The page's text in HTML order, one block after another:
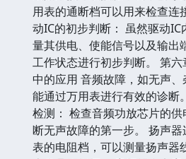
用表的通断档可以用来检查连
动IC的初步判断： 虽然驱动
量其供电、使能信号以及输出
工作状态进行初步判断。 第
中的应用 音频故障，如无声
能通过万用表进行有效的诊断
检测： 检查音频功放芯片的
断无声故障的第一步。 扬声
表的电阻档，可以测量扬声器